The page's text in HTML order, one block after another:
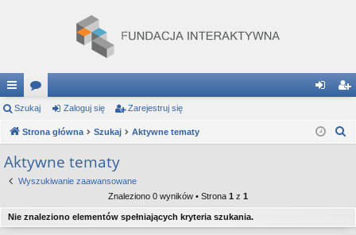
ię
ce
j
…
or
a og ej
si
Szukaj Zaloguj się Zarejestruj się
Strona główna Szukaj Aktywne tematy
Aktywne tematy
Wyszukiwanie zaawansowane
Znaleziono 0 wyników • Strona 1 z 1
Nie znaleziono elementów spełniających kryteria szukania.